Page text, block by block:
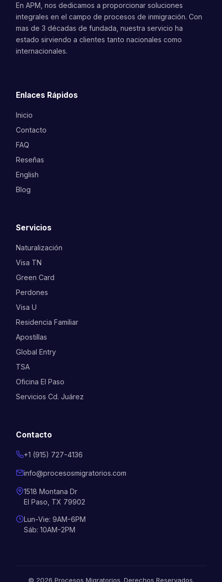
En APM, nos dedicamos a proporcionar soluciones
integrales en el campo de procesos de inmigración. Con
mas de 3 décadas de fundada, nuestra servicio ha
estado sirviendo a clientes tanto nacionales como
internacionales.
Enlaces Rápidos
Inicio
Contacto
FAQ
Reseñas
English
Blog
Servicios
Naturalización
Visa TN
Green Card
Perdones
Visa U
Residencia Familiar
Apostillas
Global Entry
TSA
Oficina El Paso
Servicios Cd. Juárez
Contacto
+1 (915) 727-4136
info@procesosmigratorios.com
1518 Montana Dr
El Paso, TX 79902
Lun-Vie: 9AM-6PM
Sáb: 10AM-2PM
© 2026 Procesos Migratorios. Derechos Reservados.